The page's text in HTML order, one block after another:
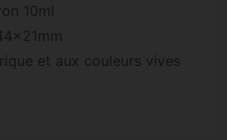
10ml
et aux couleurs vives